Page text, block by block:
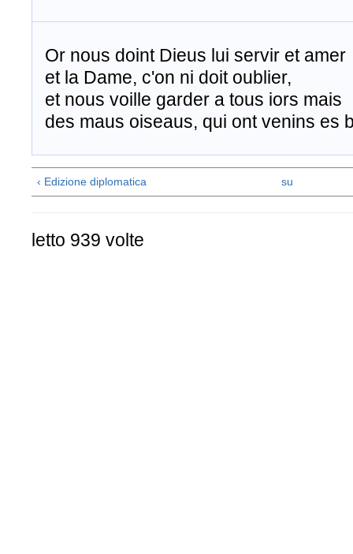
Or nous doint Dieus lui servir et amer
et la Dame, c'on ni doit oublier,
et nous voille garder a tous iors mais
des maus oiseaus, qui ont venins es
‹ Edizione diplomatica su
letto 939 volte